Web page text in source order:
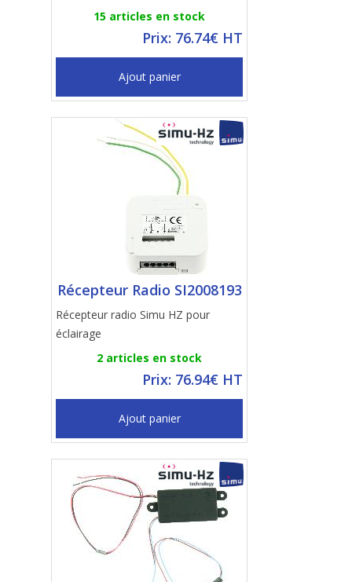
15 articles en stock
Prix: 76.74€ HT
Ajout panier
Récepteur Radio SI2008193
Récepteur radio Simu HZ pour
éclairage
2 articles en stock
Prix: 76.94€ HT
Ajout panier